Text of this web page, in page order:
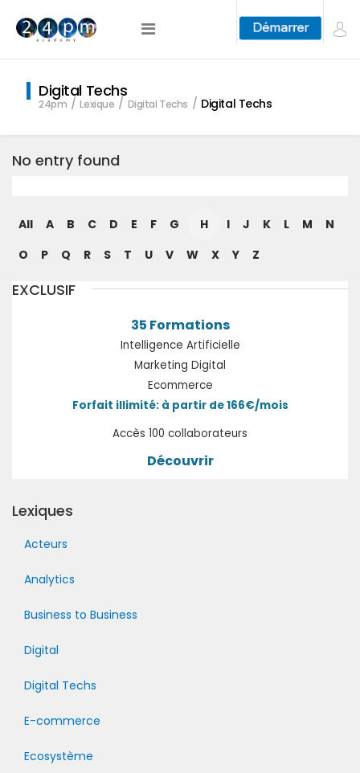
Digital Techs
24pm Lexique Digital Techs Digital Techs
No entry found
All A B C D E F G H I J K L M
N
O
P Q R S T U V W X Y Z
EXCLUSIF
35 Formations
Intelligence Artificielle
Marketing Digital
Ecommerce
Forfait illimité: à partir de 166€/mois
Accès 100 collaborateurs
Découvrir
Lexiques
Acteurs
Analytics
Business to Business
Digital
Digital Techs
E-commerce
Ecosystème